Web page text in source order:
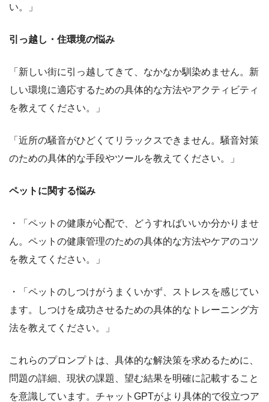
い。」
引っ越し・住環境の悩み
「新しい街に引っ越してきて、なかなか馴染めません。新
しい環境に適応するための具体的な方法やアクティビティ
を教えてください。」
「近所の騒音がひどくてリラックスできません。騒音対策
のための具体的な手段やツールを教えてください。」
ペットに関する悩み
・「ペットの健康が心配で、どうすればいいか分かりませ
ん。ペットの健康管理のための具体的な方法やケアのコツ
を教えてください。」
・「ペットのしつけがうまくいかず、ストレスを感じてい
ます。しつけを成功させるための具体的なトレーニング方
法を教えてください。」
これらのプロンプトは、具体的な解決策を求めるために、
問題の詳細、現状の課題、望む結果を明確に記載すること
を意識しています。チャットGPTがより具体的で役立つア